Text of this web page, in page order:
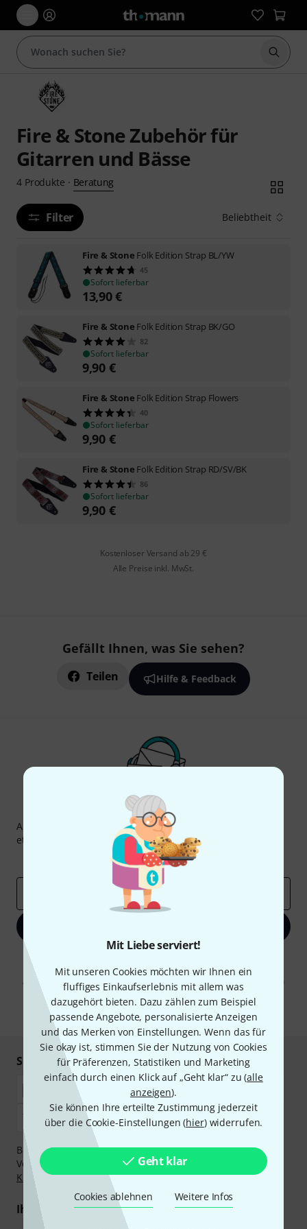
Mit Liebe serviert!
Mit unseren Cookies möchten wir Ihnen ein
fluffiges Einkaufserlebnis mit allem was
dazugehört bieten. Dazu zählen zum Beispiel
passende Angebote, personalisierte Anzeigen
und das Merken von Einstellungen. Wenn das für
Sie okay ist, stimmen Sie der Nutzung von Cookies
für Präferenzen, Statistiken und Marketing
einfach durch einen Klick auf „Geht klar“ zu (alle
anzeigen).
Sie können Ihre erteilte Zustimmung jederzeit
über die Cookie-Einstellungen (hier) widerrufen.
Geht klar
Cookies ablehnen Weitere Infos
Suche
Fire & Stone Zubehör für
Gitarren und Bässe
4 Produkte · Beratung
Filter Beliebtheit
Fire & Stone Folk Edition Strap BL/YW
45
Sofort lieferbar
13,90€
Fire & Stone Folk Edition Strap BK/GO
82
Sofort lieferbar
9,90 €
Fire & Stone Folk Edition Strap Flowers
40
Sofort lieferbar
9,90 €
Fire & Stone Folk Edition Strap RD/SV/BK
86
Sofort lieferbar
9,90 €
Kostenloser Versand ab 29 €
Alle Preise inkl. MwSt.
Gefällt Ihnen, was Sie sehen?
Teilen Hilfe & Feedback
Thomann Newsletter
Abonniere den Thomann Newsletter und gewinne mit
etwas Glück einen von 50 Gutscheinenüber jeweils
Inspirierende Beiträge
Deals
Mit Klick auf „Jetzt anmelden“ stimmen Sie dem Erhalt von E-Mail-
Werbung und einer Messung des E-Mail-Nutzungsverhaltens zu. Die
Abmeldung ist jederzeit möglich. Weitere Informationen finden Sie in
unserenDatenschutzhinweisen.
* Pflichtfeld
Sicher einkaufen & bezahlen
Bezahlen Sie vertraulich und sicher per Nachnahme,
Vorkasse, PayPal, Amazon Pay,Klarna Sofort bezahlen
,
Klarna Ratenzahlungoder Kreditkarte.
Ihre Vorteile